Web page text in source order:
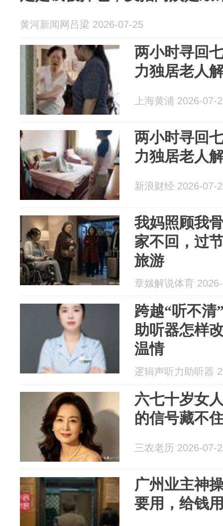
黄河新闻网吕梁 2026-07-25
两小时寻回
力独居老人
上海黄浦 2026-07-
两小时寻回
力独居老人
新浪财经 2026-07-
我妈照顾我
家不回，过
旅游
章媸解说体育
跨越“听不清
助听器怎样
温情
逻辑声听力助听器
六七十岁女
的信号藏不
三农老历 2026-07-
广州业主神
要用，给钱